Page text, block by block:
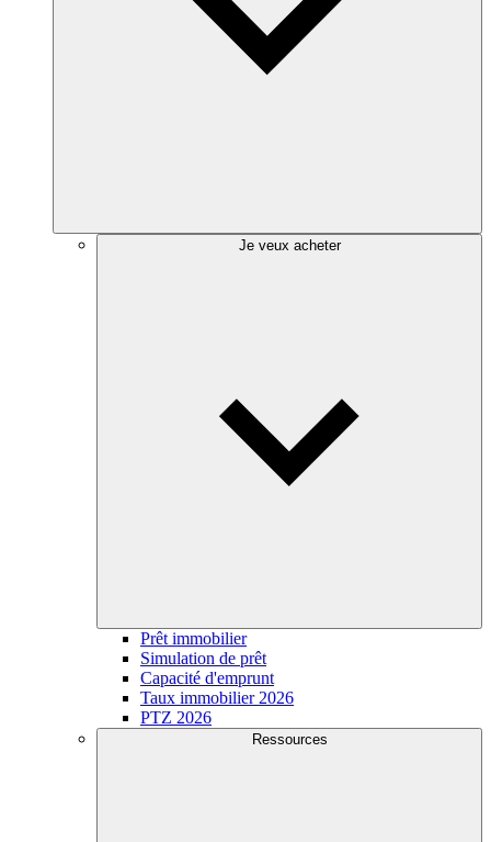
Je veux acheter
Prêt immobilier
Simulation de prêt
Capacité d'emprunt
Taux immobilier 2026
PTZ 2026
Ressources